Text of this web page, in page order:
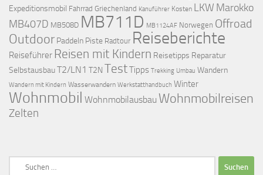
Expeditionsmobil Fahrrad Griechenland Kanuführer Kosten LKW Marokko
MB407D MB508D MB711D MB1124AF Norwegen Offroad
Outdoor Paddeln Piste Radtour Reiseberichte
Reiseführer Reisen mit Kindern Reisetipps Reparatur
SelbstausbauT2/LN1 T2N TestTipps Trekking Umbau Wandern
Wandern mit Kindern Wasserwandern Werkstatthandbuch Winter
Wohnmobil Wohnmobilausbau Wohnmobilreisen
Zelten